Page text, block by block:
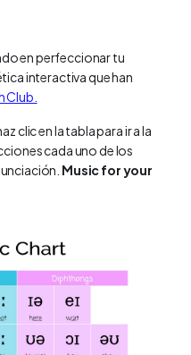
en perfeccionar tu
interactiva que han
Club.
clic en la tabla para ir a la
cada uno de los
Music for your